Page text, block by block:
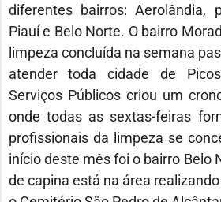
diferentes bairros: Aerolândia,
Piauí e Belo Norte. O bairro
limpeza concluída na semana
atender toda cidade de
Serviços Públicos criou um
onde todas as sextas-feiras
profissionais da limpeza se
início deste mês foi o bairro Belo
de capina está na área